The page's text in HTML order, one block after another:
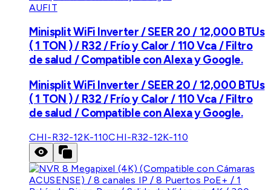
AUFIT
Minisplit WiFi Inverter / SEER 20 / 12,000 BTUs
( 1 TON ) / R32 / Frío y Calor / 110 Vca / Filtro
de salud / Compatible con Alexa y Google.
Minisplit WiFi Inverter / SEER 20 / 12,000 BTUs
( 1 TON ) / R32 / Frío y Calor / 110 Vca / Filtro
de salud / Compatible con Alexa y Google.
CHI-R32-12K-110CHI-R32-12K-110